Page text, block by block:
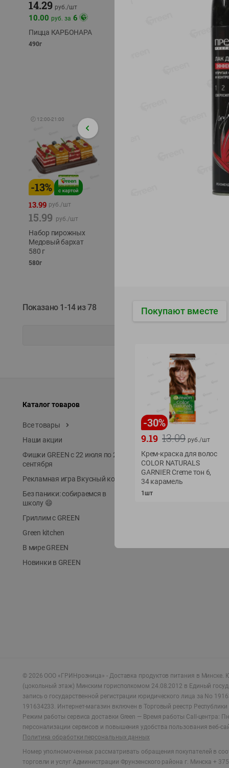
14.29 руб./шт
10.00 руб. за 6
Пицца КАРБОНАРА
490г
9.99
охлажд
🕘 12:00-21:00
-13%
13.99 руб./шт
15.99 руб./шт
Набор пирожных
Медовый бархат
580 г
580г
24%
Показано 1-14 из 78
Каталог товаров
Все товары
Наши акции
Фишки GREEN с 22 июля по 22
сентября
Рекламная игра Вкусный код
Без паники: собираемся в
школу 😄
Гриллим с GREEN
Green kitchen
В мире GREEN
Новинки в GREEN
Специально для вас
Акции
Местное известное
ЭКОлиния
Prime Steak
Собственное пр-во
© 2026 ООО «ГРИНрозница» - Доставка продуктов питания в Минске.
(цокольный этаж) Минским горисполкомом 24.08.2012 в Единый
запись о государственной регистрации юридического лица за No
191634233. Интернет-магазин включен в Торговый реестр
Режим работы сервиса доставки Green — Время работы Call-центра:
персонализации сервисов и повышения удобства пользования веб-
Политика обработки персональных данных
Номер уполномоченных рассматривать обращения покупателей в
торговли и услуг Администрации Фрунзенского района г. Минска +
Покупают вместе
-30%
13.09
9.19 руб./шт
Крем-краска для волос
COLOR NATURALS
GARNIER Creme тон 6,
34 карамель
1шт